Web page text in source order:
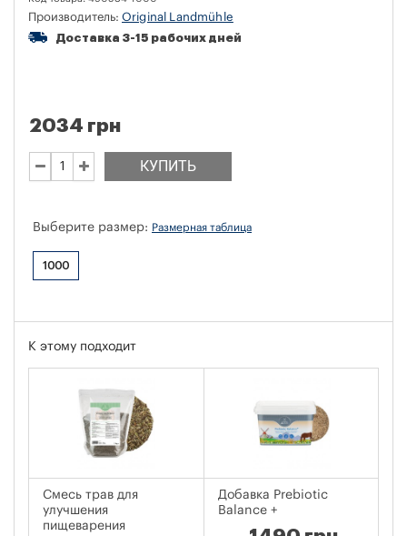
Производитель: Original Landmühle
Доставка 3-15 рабочих дней
КУПИТЬ
2034 грн
Выберите размер: Размерная таблица
1000
К этому подходит
Смесь трав для
улучшения
пищеварения
Добавка Prebiotic
Balance +